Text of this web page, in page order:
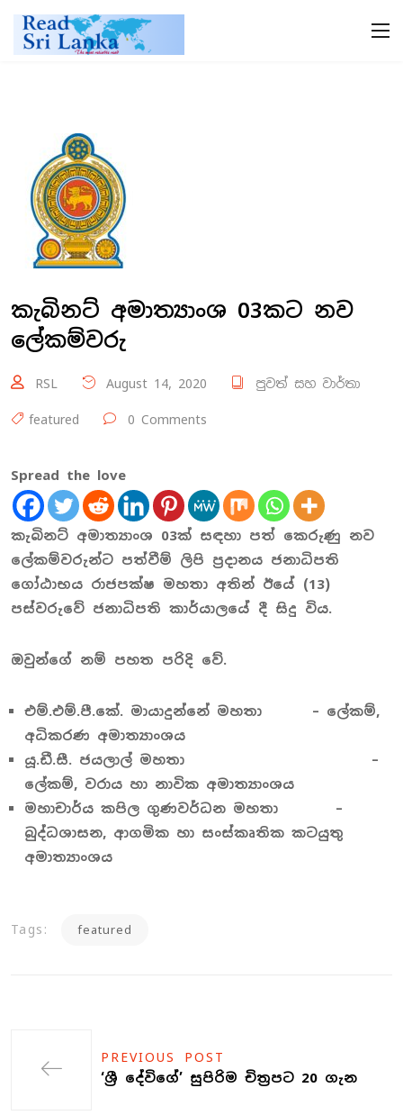
කැබිනට් අමාත්‍යාංශ 03කට නව
ලේකම්වරු
RSL August 14, 2020 පුවත් සහ වාර්තා
featured 0 Comments
Spread the love
කැබිනට් අමාත්‍යාංශ 03ක් සඳහා පත් කෙරුණු නව
ලේකම්වරුන්ට පත්වීම් ලිපි ප්‍රදානය ජනාධිපති
ගෝඨාභය රාජපක්ෂ මහතා අතින් ඊයේ (13)
පස්වරුවේ ජනාධිපති කාර්යාලයේ දී සිදු විය.
ඔවුන්ගේ නම් පහත පරිදි වේ.
එම්.එම්.පී.කේ. මායාදුන්නේ මහතා – ලේකම්,
අධිකරණ අමාත්‍යාංශය
යූ.ඩී.සී. ජයලාල් මහතා –
ලේකම්, වරාය හා නාවික අමාත්‍යාංශය
මහාචාර්ය කපිල ගුණවර්ධන මහතා –
බුද්ධශාසන, ආගමික හා සංස්කෘතික කටයුතු
අමාත්‍යාංශය
Tags: featured
PREVIOUS POST
‘ශ්‍රී දේවිගේ’ සුපිරිම චිත්‍රපට 20 ගැන